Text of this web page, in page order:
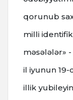
qorunub
milli
məsələlər»
il iyunun
illik